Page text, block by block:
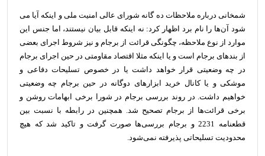
شمخانی درباره ملاحظات ده گانه شورای عالی امنیت ملی و اینکه آیا می
شود آن‌ها را نام برد اظهار کرد: نه اینکه قابل بیان نیستند، اما جنس این
موارد از نوع ملاحظه، چگونگی قرائت از برجام و نیز شروط اجرای بعضی
از بندهای برجام است و یا اینکه مثلا اقتصاد مقاومتی در حین اجرای برجام
در چه وضعیتی قرار خواهد داشت یا در خصوص تسلیحات دفاعی و
موشکی و یا کانال خرید ابزارهای دوگانه در حین برجام چه وضعیتی
خواهیم داشت. در روند بررسی برجام در شورا برخی ابهامات روشن و
برخی قرائت‌ها از برجام تصحیح شد. همچنین در رابطه با نسبت بین
قطعنامه 2231 و برجام بررسی‌ها صورت گرفت و تاکید شد که هیچ
محدودیت تسلیحاتی پذیرفته نمی‌شود.